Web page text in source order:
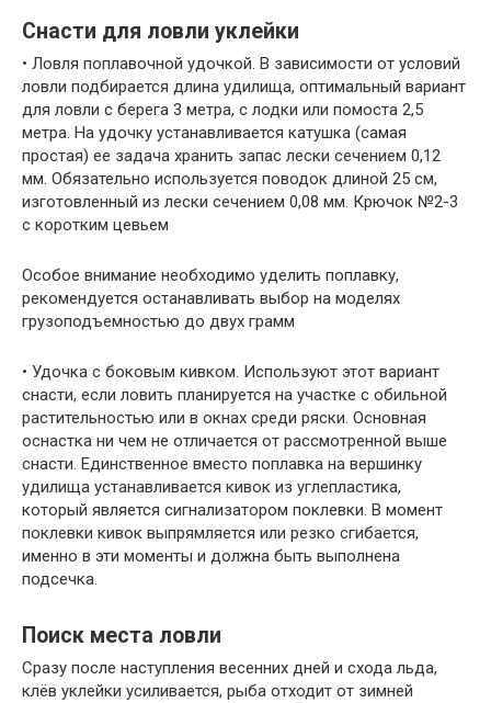
Снасти для ловли уклейки
• Ловля поплавочной удочкой. В зависимости от условий
ловли подбирается длина удилища, оптимальный вариант
для ловли с берега 3 метра, с лодки или помоста 2,5
метра. На удочку устанавливается катушка (самая
простая) ее задача хранить запас лески сечением 0,12
мм. Обязательно используется поводок длиной 25 см,
изготовленный из лески сечением 0,08 мм. Крючок №2-3
с коротким цевьем
Особое внимание необходимо уделить поплавку,
рекомендуется останавливать выбор на моделях
грузоподъемностью до двух грамм
• Удочка с боковым кивком. Используют этот вариант
снасти, если ловить планируется на участке с обильной
растительностью или в окнах среди ряски. Основная
оснастка ни чем не отличается от рассмотренной выше
снасти. Единственное вместо поплавка на вершинку
удилища устанавливается кивок из углепластика,
который является сигнализатором поклевки. В момент
поклевки кивок выпрямляется или резко сгибается,
именно в эти моменты и должна быть выполнена
подсечка.
Поиск места ловли
Сразу после наступления весенних дней и схода льда,
клёв уклейки усиливается, рыба отходит от зимней